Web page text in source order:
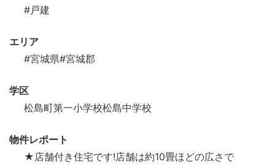
#戸建
エリア
#宮城県#宮城郡
学区
松島町第一小学校松島中学校
物件レポート
★店舗付き住宅です!店舗は約10畳ほどの広さで